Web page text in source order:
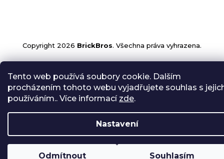
Tento web používá soubory cookie. Dalším
procházením tohoto webu vyjadřujete souhlas s
používáním.. Více informací zde.
Nastavení
Odmítnout Souhlasím
Copyright 2026 BrickBros. Všechna práva vyhrazena.